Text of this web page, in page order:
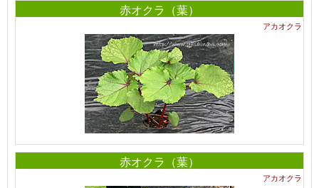
赤オクラ（葉）
アカオクラ
赤オクラ（葉）
アカオクラ